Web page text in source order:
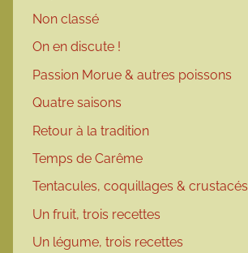
Non classé
On en discute !
Passion Morue & autres poissons
Quatre saisons
Retour à la tradition
Temps de Carême
Tentacules, coquillages & crustacés
Un fruit, trois recettes
Un légume, trois recettes